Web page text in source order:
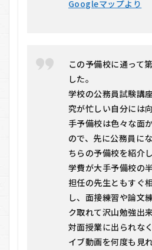
Googleマップより
この予備校に通って
した。
学校の公務員試験講
究が忙しい自分には
手予備校は色々な面
ので、先に公務員に
ちらの予備校を紹介
学費が大手予備校の
担任の先生ともすぐ
し、面接練習や論文
ク取れて沢山勉強出
対面授業に出られな
イブ動画を何度も見